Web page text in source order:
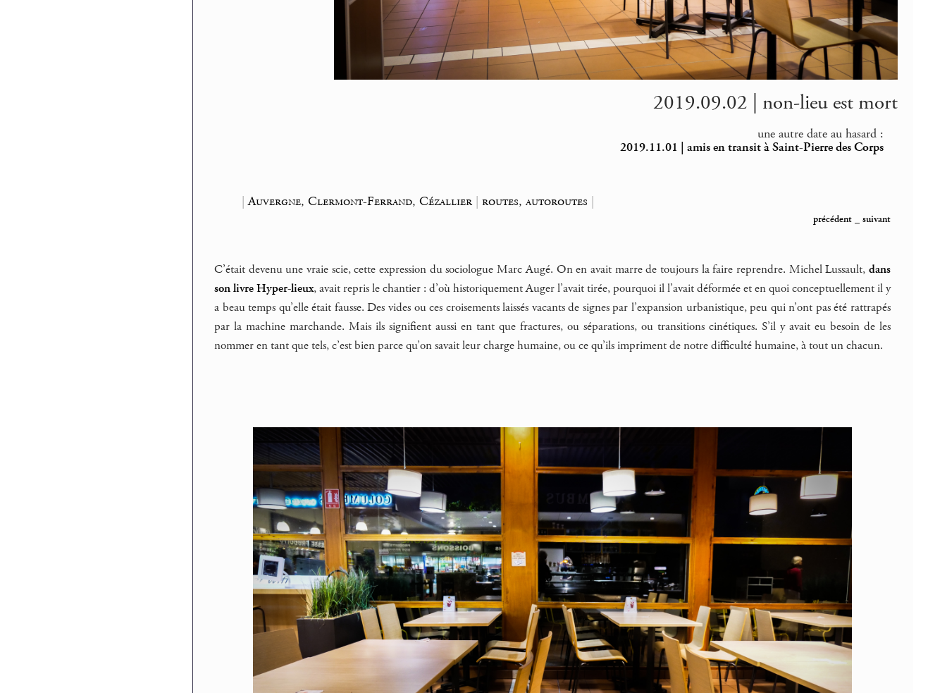
2019.09.02 | non-lieu est mort
une autre date au hasard :
2019.11.01 | amis en transit à Saint-Pierre des Corps
|Auvergne, Clermont-Ferrand, Cézallier|routes, autoroutes |
précédent _suivant
C’était devenu une vraie scie, cette expression du sociologue Marc Augé. On en avait marre de toujours la faire reprendre. Michel Lussault,dans
son livre Hyper-lieux, avait repris le chantier : d’où historiquement Auger l’avait tirée, pourquoi il l’avait déformée et en quoi conceptuellement il y
a beau temps qu’elle était fausse. Des vides ou ces croisements laissés vacants de signes par l’expansion urbanistique, peu qui n’ont pas été rattrapés
par la machine marchande. Mais ils signifient aussi en tant que fractures, ou séparations, ou transitions cinétiques. S’il y avait eu besoin de les
nommer en tant que tels, c’est bien parce qu’on savait leur charge humaine, ou ce qu’ils impriment de notre difficulté humaine, à tout un chacun.